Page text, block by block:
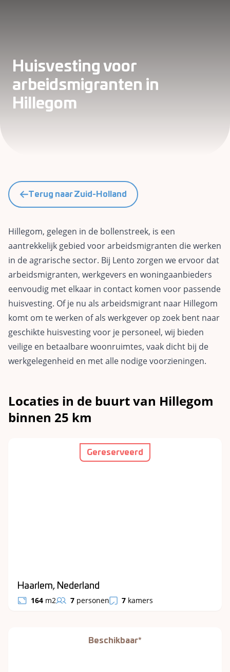
Huisvesting voor
arbeidsmigranten in
Hillegom
Terug naar Zuid-Holland
Hillegom, gelegen in de bollenstreek, is een
aantrekkelijk gebied voor arbeidsmigranten die werken
in de agrarische sector. Bij Lento zorgen we ervoor dat
arbeidsmigranten, werkgevers en woningaanbieders
eenvoudig met elkaar in contact komen voor passende
huisvesting. Of je nu als arbeidsmigrant naar Hillegom
komt om te werken of als werkgever op zoek bent naar
geschikte huisvesting voor je personeel, wij bieden
veilige en betaalbare woonruimtes, vaak dicht bij de
werkgelegenheid en met alle nodige voorzieningen.
Locaties in de buurt van Hillegom
binnen 25 km
Gereserveerd
Haarlem, Nederland
164 m2 7 personen 7 kamers
Beschikbaar*